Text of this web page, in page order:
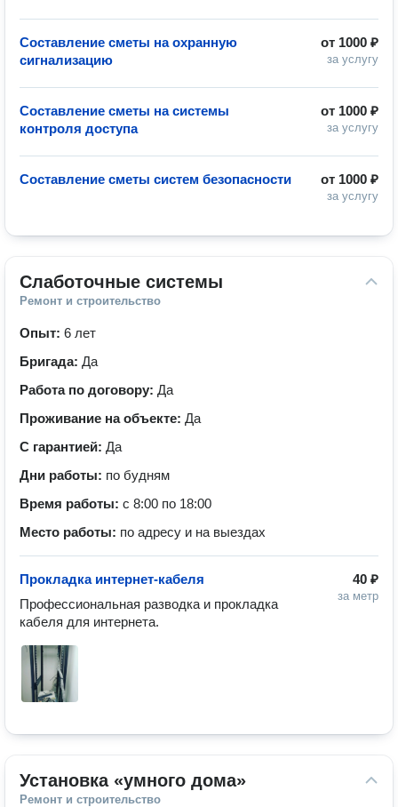
от 1000 ₽
за услугу
Составление сметы на охранную
сигнализацию
от 1000 ₽
за услугу
Составление сметы на системы
контроля доступа
от 1000 ₽
за услугу
Составление сметы систем безопасности
Слаботочные системы
Ремонт и строительство
Опыт: 6 лет
Бригада: Да
Работа по договору: Да
Проживание на объекте: Да
С гарантией: Да
Дни работы: по будням
Время работы: с 8:00 по 18:00
Место работы: по адресу и на выездах
40 ₽
за метр
Прокладка интернет-кабеля
Профессиональная разводка и прокладка
кабеля для интернета.
Установка «умного дома»
Ремонт и строительство